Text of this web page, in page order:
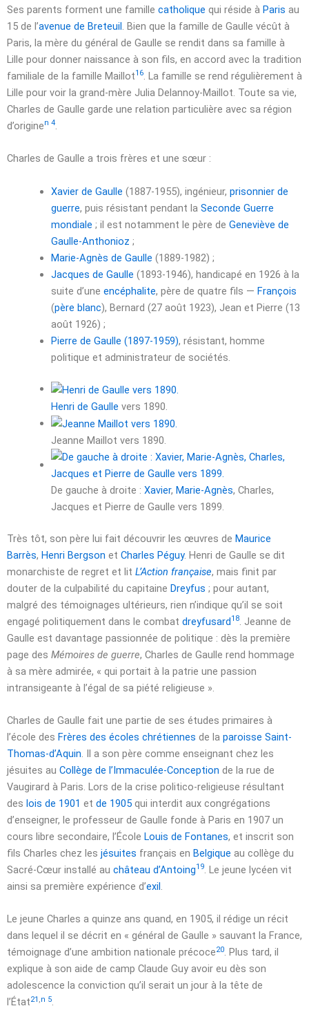
Ses parents forment une famille catholique qui réside à Paris au
15 de l’avenue de Breteuil. Bien que la famille de Gaulle vécût à
Paris, la mère du général de Gaulle se rendit dans sa famille à
Lille pour donner naissance à son fils, en accord avec la tradition
familiale de la famille Maillot16. La famille se rend régulièrement à
Lille pour voir la grand-mère Julia Delannoy-Maillot. Toute sa vie,
Charles de Gaulle garde une relation particulière avec sa région
d’originen 4.
Charles de Gaulle a trois frères et une sœur :
Xavier de Gaulle (1887-1955), ingénieur, prisonnier de
guerre, puis résistant pendant la Seconde Guerre
mondiale ; il est notamment le père de Geneviève de
Gaulle-Anthonioz ;
Marie-Agnès de Gaulle (1889-1982) ;
Jacques de Gaulle (1893-1946), handicapé en 1926 à la
suite d’une encéphalite, père de quatre fils — François
(père blanc), Bernard (27 août 1923), Jean et Pierre (13
août 1926) ;
Pierre de Gaulle (1897-1959), résistant, homme
politique et administrateur de sociétés.
Henri de Gaulle vers 1890.
Jeanne Maillot vers 1890.
De gauche à droite : Xavier, Marie-Agnès, Charles,
Jacques et Pierre de Gaulle vers 1899.
Très tôt, son père lui fait découvrir les œuvres de Maurice
Barrès, Henri Bergson et Charles Péguy. Henri de Gaulle se dit
monarchiste de regret et lit L’Action française, mais finit par
douter de la culpabilité du capitaine Dreyfus ; pour autant,
malgré des témoignages ultérieurs, rien n’indique qu’il se soit
engagé politiquement dans le combat dreyfusard18
. Jeanne de
Gaulle est davantage passionnée de politique : dès la première
page des Mémoires de guerre, Charles de Gaulle rend hommage
à sa mère admirée, « qui portait à la patrie une passion
intransigeante à l’égal de sa piété religieuse »
Charles de Gaulle fait une partie de ses études primaires à
l’école des Frères des écoles chrétiennes de la paroisse Saint-
Thomas-d’Aquin. Il a son père comme enseignant chez les
jésuites au Collège de l’Immaculée-Conception de la rue de
Vaugirard à Paris. Lors de la crise politico-religieuse résultant
des lois de 1901 et de 1905 qui interdit aux congrégations
d’enseigner, le professeur de Gaulle fonde à Paris en 1907 un
cours libre secondaire, l’École Louis de Fontanes, et inscrit son
fils Charles chez les jésuites français en Belgique au collège du
Sacré-Cœur installé au château d’Antoing19. Le jeune lycéen vit
ainsi sa première expérience d’exil.
Le jeune Charles a quinze ans quand, en 1905, il rédige un récit
dans lequel il se décrit en « général de Gaulle » sauvant la France,
témoignage d’une ambition nationale précoce20. Plus tard, il
explique à son aide de camp Claude Guy avoir eu dès son
adolescence la conviction qu’il serait un jour à la tête de
l’État21 ,n 5.